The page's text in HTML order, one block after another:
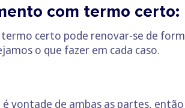
com termo
certo pode renovar-se de
o que fazer em cada caso.
é vontade de ambas as partes,